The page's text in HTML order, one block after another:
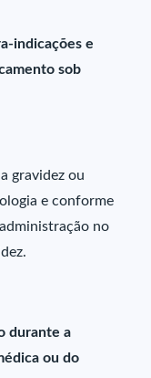
indicações e
sob
gravidez ou
e conforme
no
durante a
ou do